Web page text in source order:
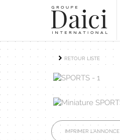
RETOUR LISTE
IMPRIMER L'ANNONCE